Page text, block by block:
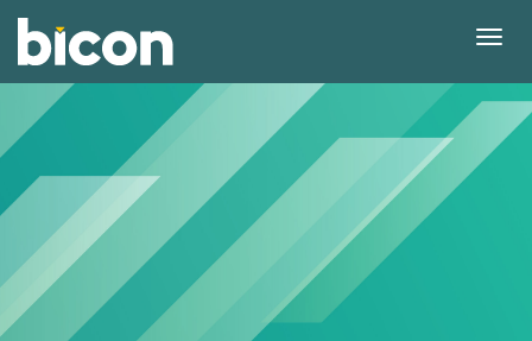
תפריט